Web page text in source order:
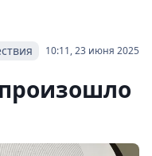
10:11, 23 июня 2025